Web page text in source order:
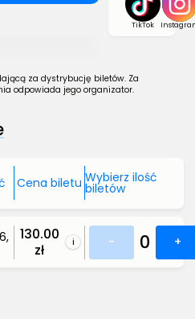
TikTok
za dystrybucję biletów. Za
odpowiada jego organizator.
Cena biletu Wybierz ilość
biletów
130.00
zł
i - 0 +